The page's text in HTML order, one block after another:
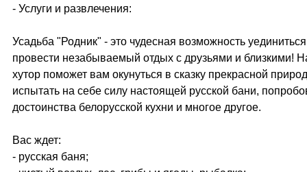
- Услуги и развлечения:
Усадьба "Родник" - это чудесная возможность
провести незабываемый отдых с друзьями и близкими!
хутор поможет вам окунуться в сказку прекрасной
испытать на себе силу настоящей русской бани,
достоинства белорусской кухни и многое другое.
Вас ждет:
- русская баня;